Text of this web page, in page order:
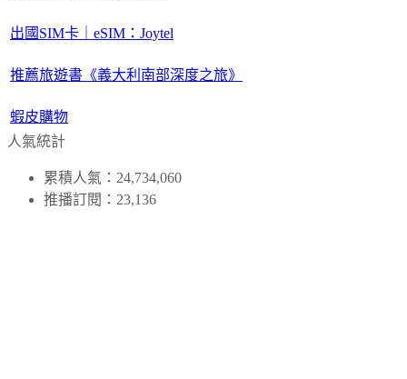
出國SIM卡｜eSIM：Joytel
推薦旅遊書《義大利南部深度之旅》
蝦皮購物
人氣統計
累積人氣：24,734,060
推播訂閱：23,136